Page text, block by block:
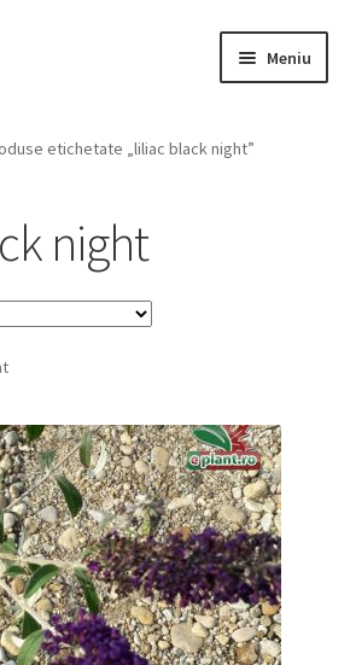
Meniu
etichetate „liliac black night”
night